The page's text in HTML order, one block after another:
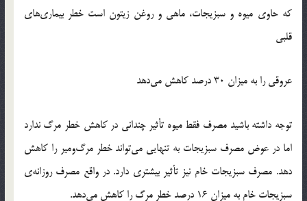
که حاوی میوه و سبزیجات، ماهی و روغن زیتون است خطر بیماری‌های
قلبی
عروقی را به میزان 30 درصد کاهش می‌دهد
توجه داشته باشید مصرف فقط میوه تأثیر چندانی در کاهش خطر مرگ ندارد
اما در عوض مصرف سبزیجات به تنهایی می‌تواند خطر مرگ‌ومیر را کاهش
دهد. مصرف سبزیجات خام نیز تأثیر بیشتری دارد. در واقع مصرف روزانه‌ی
سبزیجات خام به میزان 16 درصد خطر مرگ را کاهش می‌دهد.